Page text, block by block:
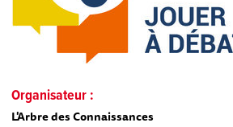
Organisateur :
L'Arbre des Connaissances